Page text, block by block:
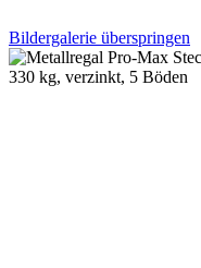
Bildergalerie überspringen